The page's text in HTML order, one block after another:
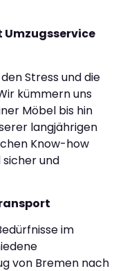
Umzugsservice
Stress und die
kümmern uns
Möbel bis hin
langjährigen
Know-how
sicher und
im
von Bremen nach